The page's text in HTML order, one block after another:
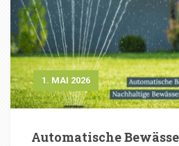
1. MAI 2026
Automatische